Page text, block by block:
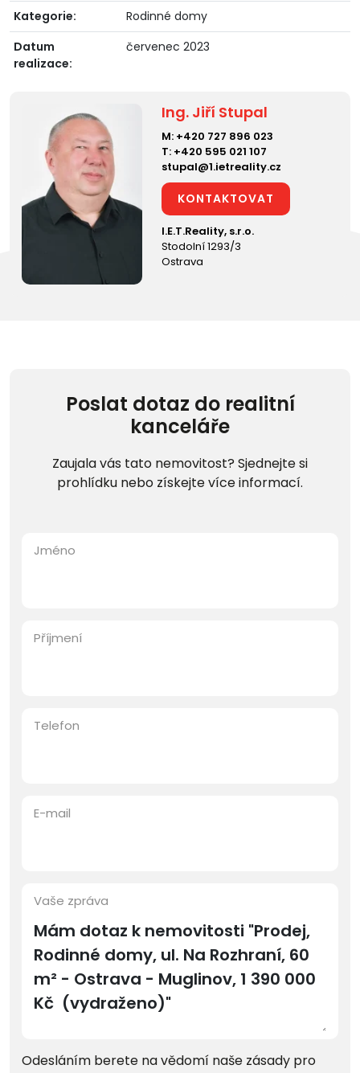
Kategorie:
Rodinné domy
Datum
realizace:
červenec 2023
Ing. Jiří Stupal
M: +420 727 896 023
T: +420 595 021 107
stupal@1.ietreality.cz
KONTAKTOVAT
I.E.T.Reality, s.r.o.
Stodolní 1293/3
Ostrava
Poslat dotaz do realitní
kanceláře
Zaujala vás tato nemovitost? Sjednejte si
prohlídku nebo získejte více informací.
Jméno
Příjmení
Telefon
E-mail
Vaše zpráva
Odesláním berete na vědomí naše zásady pro